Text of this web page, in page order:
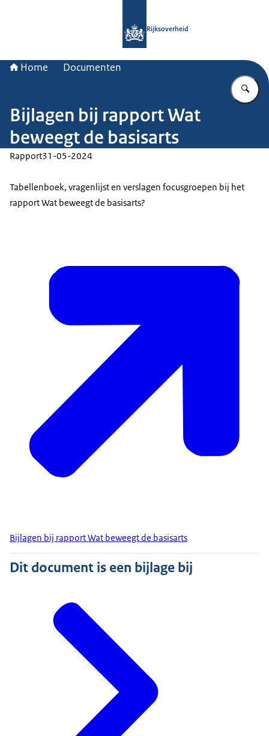
Rijksoverheid
Home Documenten
Bijlagen bij rapport Wat
beweegt de basisarts
Rapport31-05-2024
Tabellenboek, vragenlijst en verslagen focusgroepen bij het
rapport Wat beweegt de basisarts?
Bijlagen bij rapport Wat beweegt de basisarts
Dit document is een bijlage bij